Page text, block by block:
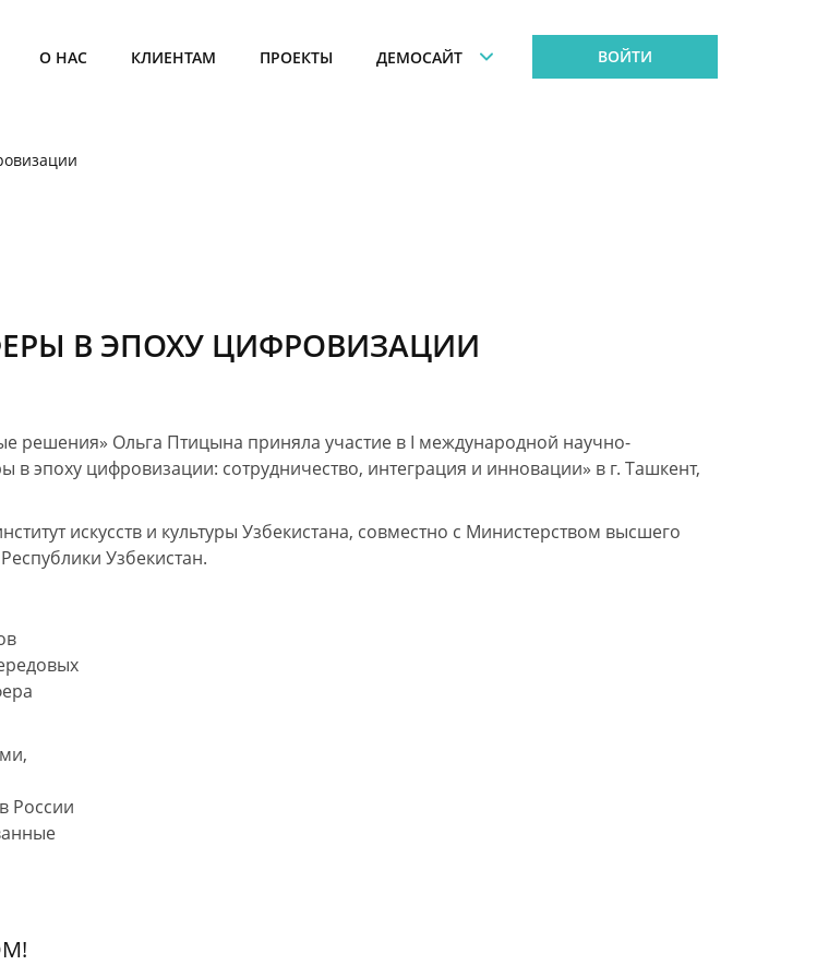
О НАС КЛИЕНТАМ ПРОЕКТЫ ДЕМОСАЙТ ВОЙТИ
В ЭПОХУ ЦИФРОВИЗАЦИИ
решения» Ольга Птицына приняла участие в I международной научно-
в эпоху цифровизации: сотрудничество, интеграция и инновации» в г. Ташкент,
искусств и культуры Узбекистана, совместно с Министерством высшего
Узбекистан.
России